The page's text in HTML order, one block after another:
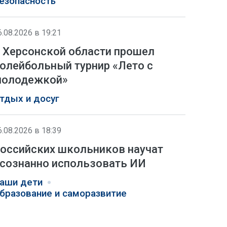
в 19:21
Херсонской области прошел
турнир «Лето с
и досуг
в 18:39
школьников научат
использовать ИИ
дети
и саморазвитие